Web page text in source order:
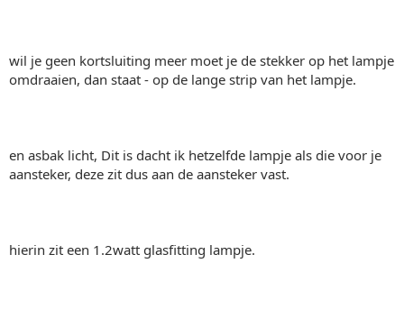
wil je geen kortsluiting meer moet je de stekker op het lampje
omdraaien, dan staat - op de lange strip van het lampje.
en asbak licht, Dit is dacht ik hetzelfde lampje als die voor je
aansteker, deze zit dus aan de aansteker vast.
hierin zit een 1.2watt glasfitting lampje.